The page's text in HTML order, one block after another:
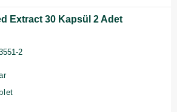
Extract 30 Kapsül 2 Adet
2